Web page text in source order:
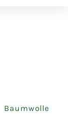
Baumwolle